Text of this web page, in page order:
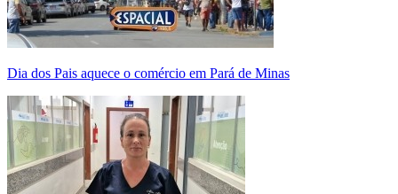
Dia dos Pais aquece o comércio em Pará de Minas